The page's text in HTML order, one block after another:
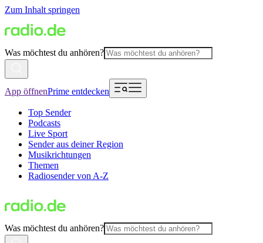
Zum Inhalt springen
Was möchtest du anhören?
App öffnenPrime entdecken
Top Sender
Podcasts
Live Sport
Sender aus deiner Region
Musikrichtungen
Themen
Radiosender von A-Z
Was möchtest du anhören?